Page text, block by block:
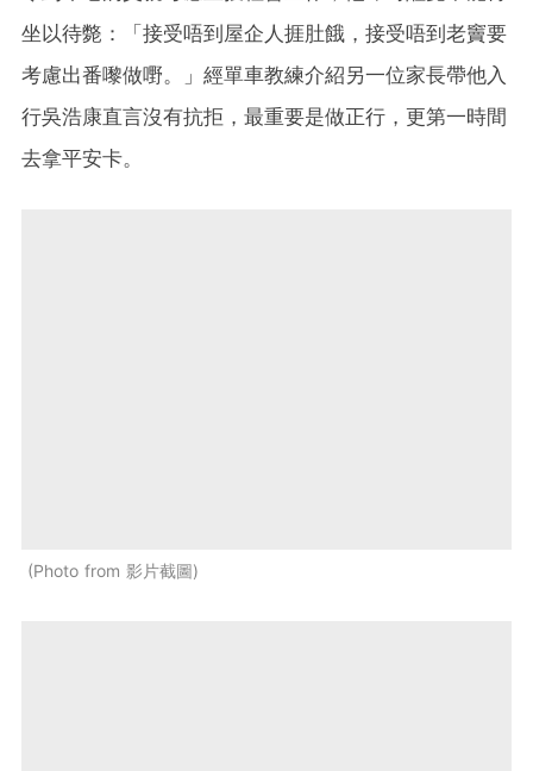
坐以待斃：「接受唔到屋企人捱肚餓，接受唔到老竇要
考慮出番嚟做嘢。」經單車教練介紹另一位家長帶他入
行吳浩康直言沒有抗拒，最重要是做正行，更第一時間
去拿平安卡。
Photo from 影片截圖